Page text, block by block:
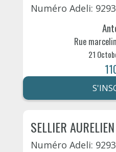
Numéro Adeli:
Rue
21
SELLIER AURELIEN
Numéro Adeli: